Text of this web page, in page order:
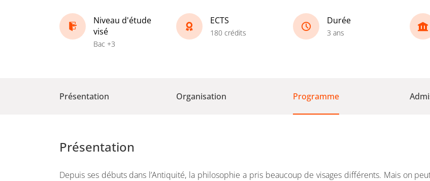
Niveau d'étude
visé
Bac +3
ECTS
180 crédits
Durée
3 ans
Présentation Organisation Programme
Présentation
Depuis ses débuts dans l’Antiquité, la philosophie a pris beaucoup de visages différents. Mais on